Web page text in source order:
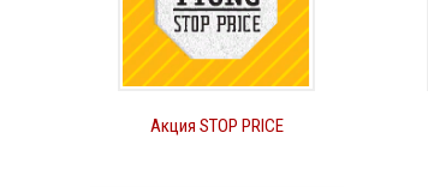
Акция STOP PRICE